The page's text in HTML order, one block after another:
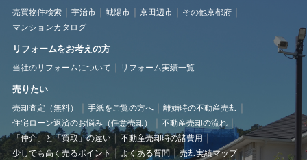
売買物件検索 宇治市 城陽市 京田辺市
その他京都府
マンションカタログ
リフォームをお考えの方
当社のリフォームについて リフォーム実績一覧
売りたい
売却査定（無料） 手紙をご覧の方へ
離婚時の不動産売却
住宅ローン返済のお悩み（任意売却）
不動産売却の流れ
「仲介」と「買取」の違い
不動産売却時の諸費用
少しでも高く売るポイント
よくある質問 売却実績マップ